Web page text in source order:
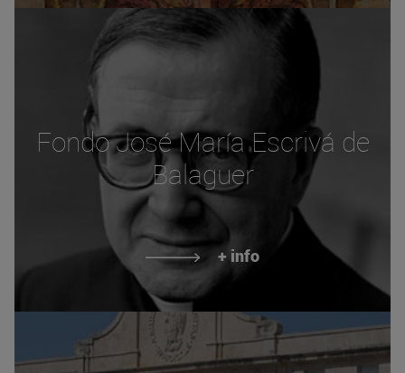
Fondo José María Escrivá de
Balaguer
+ info